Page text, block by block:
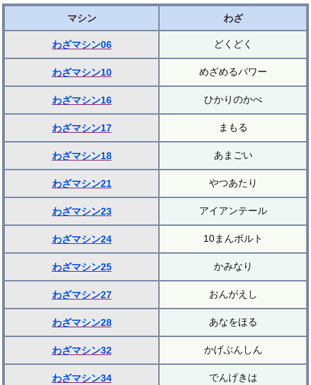
マシン わざ
わざマシン06 どくどく
わざマシン10 めざめるパワー
わざマシン16 ひかりのかべ
わざマシン17 まもる
わざマシン18 あまごい
わざマシン21 やつあたり
わざマシン23 アイアンテール
わざマシン24 10まんボルト
わざマシン25 かみなり
わざマシン27 おんがえし
わざマシン28 あなをほる
わざマシン32 かげぶんしん
わざマシン34 でんげきは